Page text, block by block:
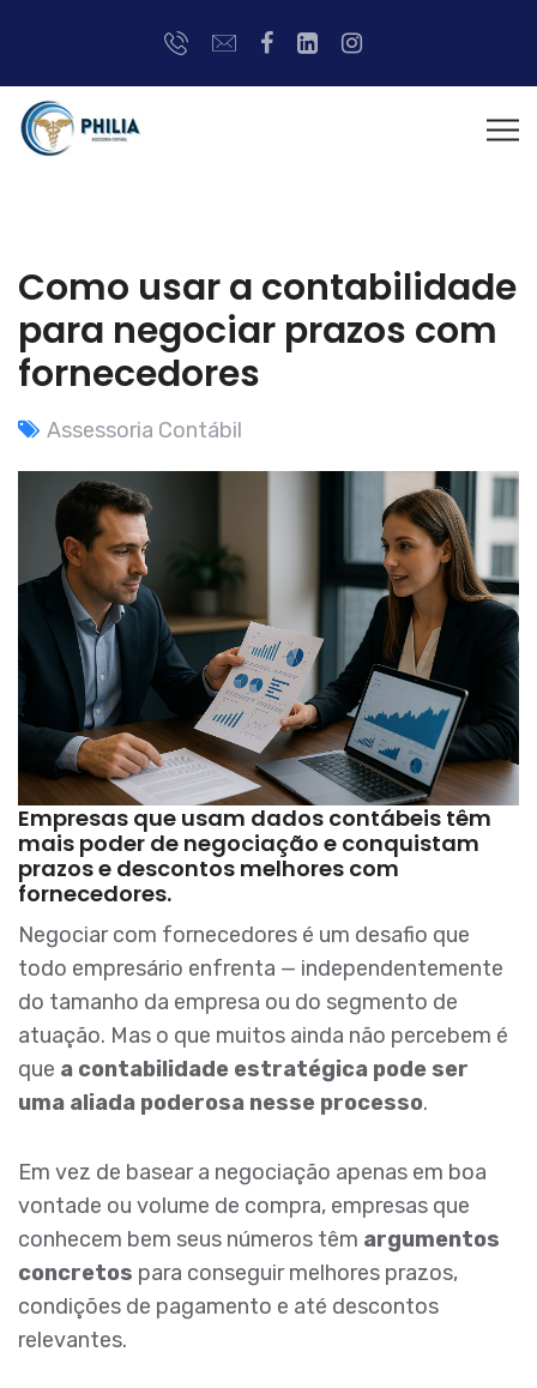
Como usar a contabilidade
para negociar prazos com
fornecedores
Assessoria Contábil
Empresas que usam dados contábeis têm
mais poder de negociação e conquistam
prazos e descontos melhores com
fornecedores.
Negociar com fornecedores é um desafio que
todo empresário enfrenta — independentemente
do tamanho da empresa ou do segmento de
atuação. Mas o que muitos ainda não percebem é
que a contabilidade estratégica pode ser
uma aliada poderosa nesse processo.
Em vez de basear a negociação apenas em boa
vontade ou volume de compra, empresas que
conhecem bem seus números têm argumentos
concretos para conseguir melhores prazos,
condições de pagamento e até descontos
relevantes.